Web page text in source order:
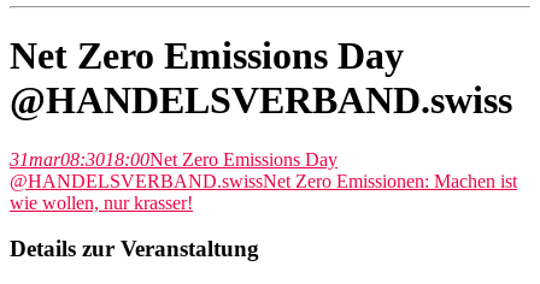
Net Zero Emissions Day
@HANDELSVERBAND.swiss
31mar08:3018:00Net Zero Emissions Day
@HANDELSVERBAND.swissNet Zero Emissionen: Machen ist
wie wollen, nur krasser!
Details zur Veranstaltung